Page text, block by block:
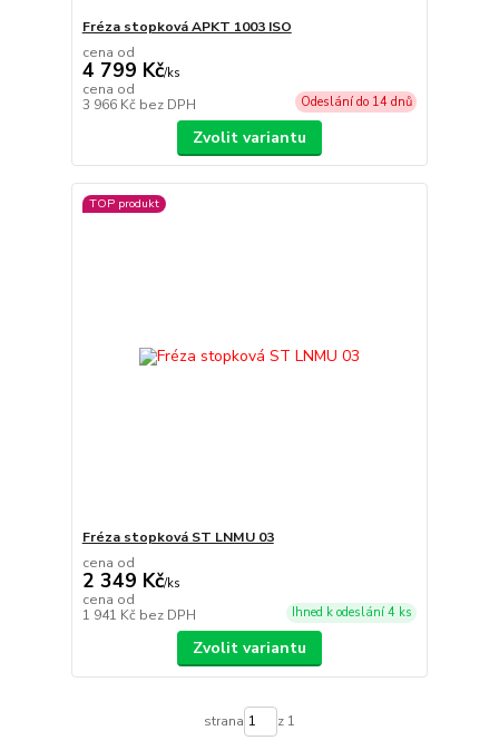
Fréza stopková APKT 1003 ISO
cena od
4 799 Kč/ks
cena od
3 966 Kč bez DPH Odeslání do 14 dnů
Zvolit variantu
TOP produkt
Fréza stopková ST LNMU 03
cena od
2 349 Kč/ks
cena od
1 941 Kč bez DPH Ihned k odeslání 4 ks
Zvolit variantu
strana z 1